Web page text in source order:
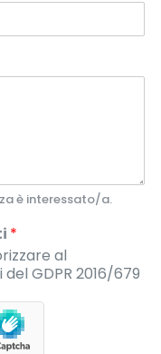
è interessato/a.
*
al
GDPR 2016/679